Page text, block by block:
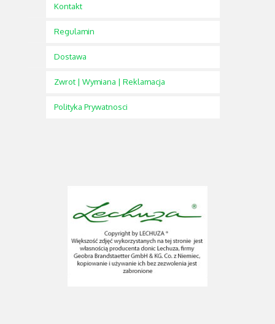
Kontakt
Regulamin
Dostawa
Zwrot | Wymiana | Reklamacja
Polityka Prywatnosci